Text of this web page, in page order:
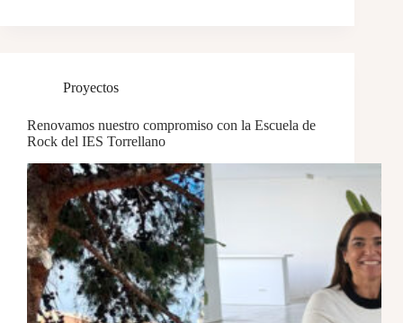
Proyectos
Renovamos nuestro compromiso con la Escuela de
Rock del IES Torrellano